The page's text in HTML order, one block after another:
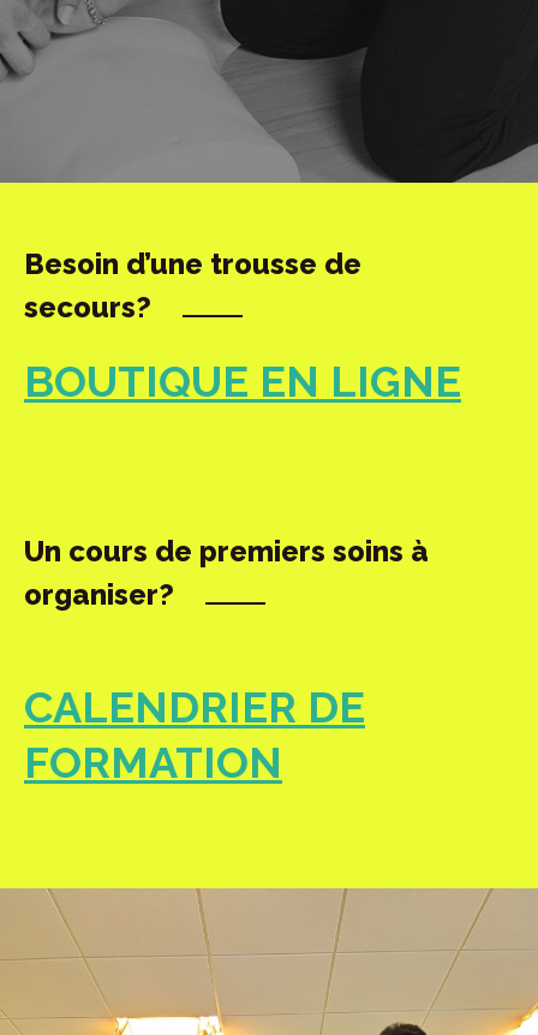
Besoin d’une trousse de
secours?
BOUTIQUE EN LIGNE
Un cours de premiers soins à
organiser?
CALENDRIER DE
FORMATION